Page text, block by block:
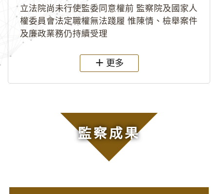
立法院尚未行使監委同意權前 監察院及國家人
權委員會法定職權無法踐履 惟陳情、檢舉案件
及廉政業務仍持續受理
更多
監察成果